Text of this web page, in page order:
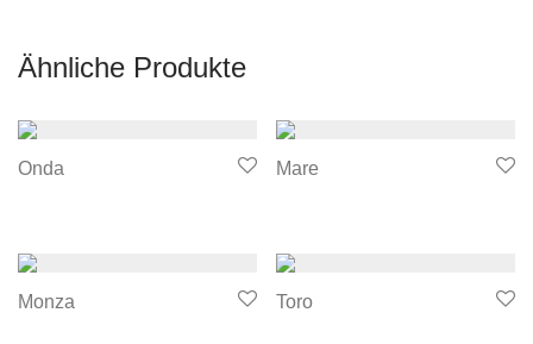
Ähnliche Produkte
Onda Mare
Monza Toro